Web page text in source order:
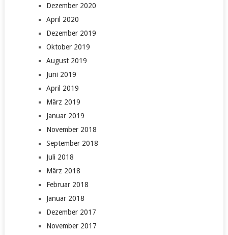
Dezember 2020
April 2020
Dezember 2019
Oktober 2019
August 2019
Juni 2019
April 2019
März 2019
Januar 2019
November 2018
September 2018
Juli 2018
März 2018
Februar 2018
Januar 2018
Dezember 2017
November 2017